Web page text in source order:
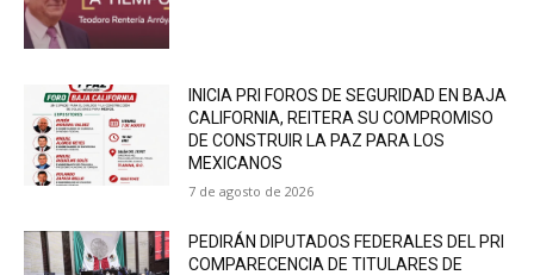
INICIA PRI FOROS DE SEGURIDAD EN BAJA
CALIFORNIA, REITERA SU COMPROMISO
DE CONSTRUIR LA PAZ PARA LOS
MEXICANOS
7 de agosto de 2026
PEDIRÁN DIPUTADOS FEDERALES DEL PRI
COMPARECENCIA DE TITULARES DE